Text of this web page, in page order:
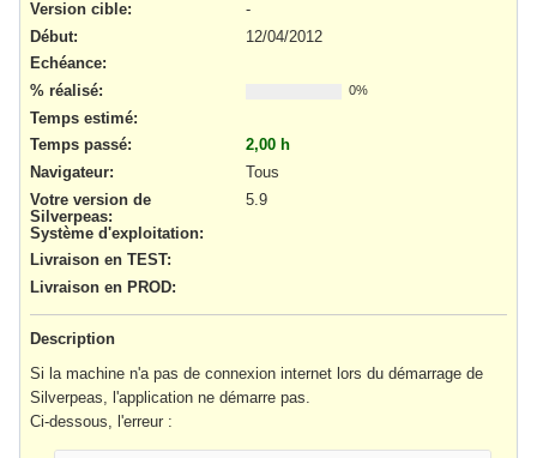
Version cible:
-
Début:
12/04/2012
Echéance:
% réalisé:
0%
Temps estimé:
Temps passé:
2,00 h
Navigateur:
Tous
Votre version de
Silverpeas:
5.9
Système d'exploitation:
Livraison en TEST:
Livraison en PROD:
Description
Si la machine n'a pas de connexion internet lors du démarrage de
Silverpeas, l'application ne démarre pas.
Ci-dessous, l'erreur :